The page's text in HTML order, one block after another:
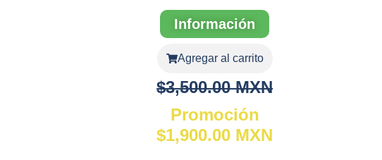
Información
Agregar al carrito
$3,500.00 MXN
Promoción
$1,900.00 MXN